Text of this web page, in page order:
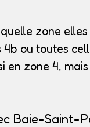
zone
4b ou toutes
en zone 4,
Baie-Saint-